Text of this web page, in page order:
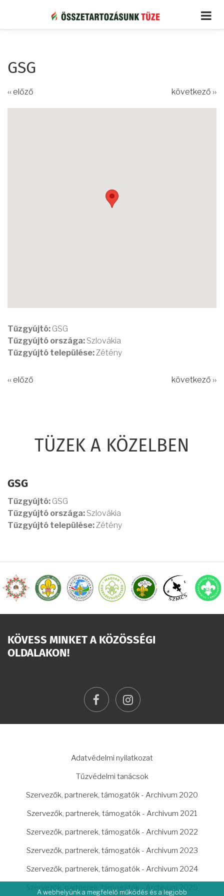
tartalomra
GSG
‹‹ előző következő ››
Tűzgyújtó: GSG
Tűzgyújtó országa: Szlovákia
Tűzgyújtó települése:Zétény
‹‹ előző következő ››
TÜZEK A KÖZELBEN
GSG
Tűzgyújtó: GSG
Tűzgyújtó országa: Szlovákia
Tűzgyújtó települése:Zétény
KÖVESS MINKET A KÖZÖSSÉGI
OLDALAKON!
facebookinstagram
Adatvédelmi nyilatkozat
Tűzvédelmi tanácsok
Szervezők, partnerek, támogatók - Archivum 2020
Szervezők, partnerek, támogatók - Archivum 2021
Szervezők, partnerek, támogatók - Archivum 2022
Szervezők, partnerek, támogatók - Archivum 2023
Szervezők, partnerek, támogatók - Archivum 2024
Szervezők, partnerek, támogatók - Archivum 2025
A webhelyünk a megfelelő működés és a legjobb